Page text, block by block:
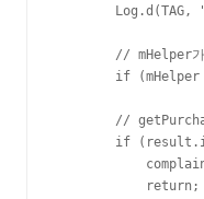
Log.d(TAG,
// mHelper가
if (mHelper
//
if
            return;